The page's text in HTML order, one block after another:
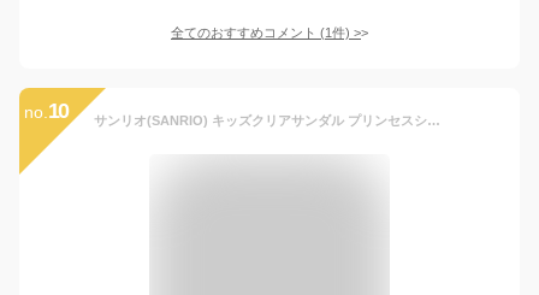
全てのおすすめコメント (1件) >
no. 10 サンリオ(SANRIO) キッズクリアサンダル プリンセスシューズ ドレスシューズ 発表会 卒園式 サマー 子供用 クロミ 20cm 750158